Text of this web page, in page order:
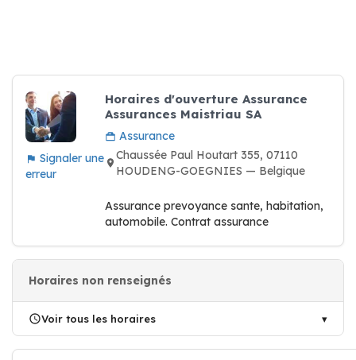
Signaler une
erreur
Horaires d'ouverture Assurance
Assurances Maistriau SA
Assurance
Chaussée Paul Houtart 355, 07110
HOUDENG-GOEGNIES — Belgique
Assurance prevoyance sante, habitation,
automobile. Contrat assurance
Horaires non renseignés
Voir tous les horaires